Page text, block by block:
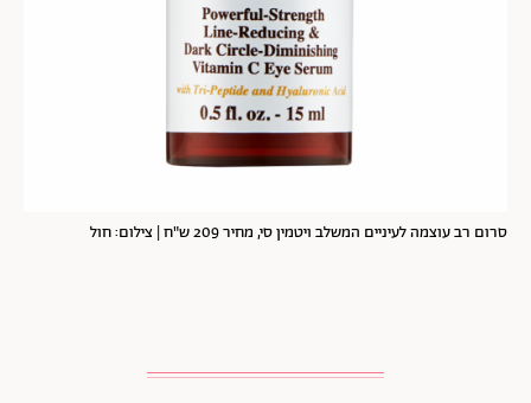
סרום רב עוצמה לעיניים המשלב ויטמין סי, מחיר 209 ש"ח | צילום: חול